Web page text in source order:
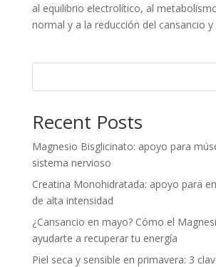
al equilibrio electrolítico, al
normal y a la reducción del cansancio y
Recent Posts
Magnesio Bisglicinato: apoyo para
sistema nervioso
Creatina Monohidratada: apoyo para
de alta intensidad
¿Cansancio en mayo? Cómo el
ayudarte a recuperar tu energía
Piel seca y sensible en primavera: 3